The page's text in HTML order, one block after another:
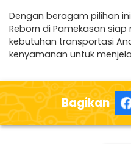
Dengan beragam pilihan
Reborn di Pamekasan
kebutuhan transportasi
kenyamanan untuk
Bagikan